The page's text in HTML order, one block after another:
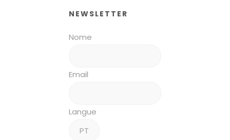
NEWSLETTER
Nome
Email
Langue